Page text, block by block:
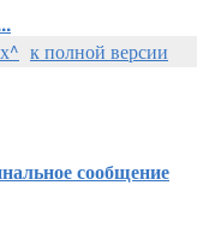
к полной версии
сообщение